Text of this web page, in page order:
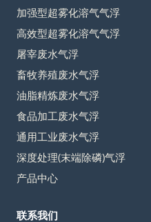
加强型超雾化溶气气浮
高效型超雾化溶气气浮
屠宰废水气浮
畜牧养殖废水气浮
油脂精炼废水气浮
食品加工废水气浮
通用工业废水气浮
深度处理(末端除磷)气浮
产品中心
联系我们